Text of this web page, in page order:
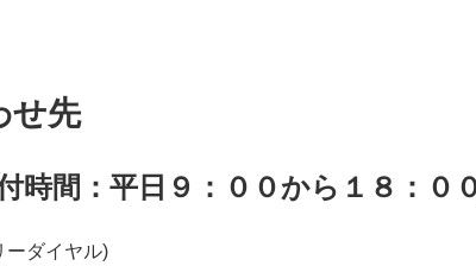
せ先
時間：平日９：００から１８：０
ーダイヤル)